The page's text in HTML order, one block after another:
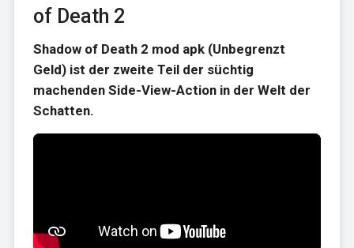
of Death 2
Shadow of Death 2 mod apk (Unbegrenzt
Geld) ist der zweite Teil der süchtig
machenden Side-View-Action in der Welt der
Schatten.